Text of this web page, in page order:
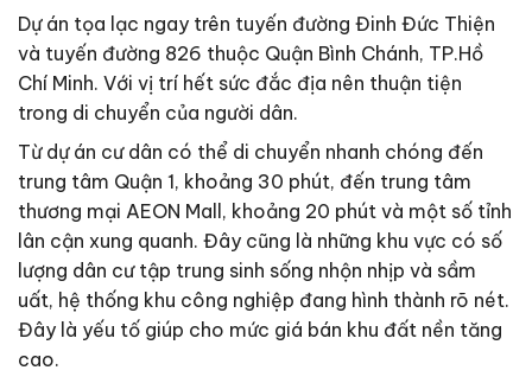
Dự án tọa lạc ngay trên tuyến đường Đinh Đức Thiện
và tuyến đường 826 thuộc Quận Bình Chánh, TP.Hồ
Chí Minh. Với vị trí hết sức đắc địa nên thuận tiện
trong di chuyển của người dân.
Từ dự án cư dân có thể di chuyển nhanh chóng đến
trung tâm Quận 1, khoảng 30 phút, đến trung tâm
thương mại AEON Mall, khoảng 20 phút và một số tỉnh
lân cận xung quanh. Đây cũng là những khu vực có số
lượng dân cư tập trung sinh sống nhộn nhịp và sầm
uất, hệ thống khu công nghiệp đang hình thành rõ nét.
Đây là yếu tố giúp cho mức giá bán khu đất nền tăng
cao.